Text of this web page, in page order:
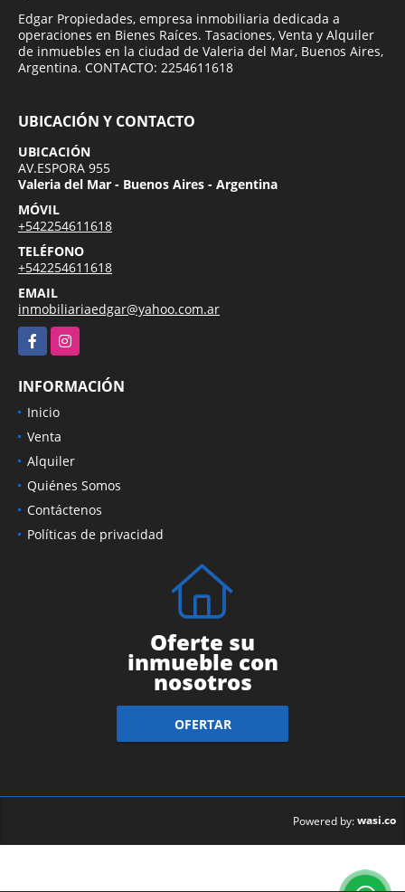
Edgar Propiedades, empresa inmobiliaria dedicada a
operaciones en Bienes Raíces. Tasaciones, Venta y Alquiler
de inmuebles en la ciudad de Valeria del Mar, Buenos Aires,
Argentina. CONTACTO: 2254611618
UBICACIÓN Y CONTACTO
UBICACIÓN
AV.ESPORA 955
Valeria del Mar - Buenos Aires - Argentina
MÓVIL
+542254611618
TELÉFONO
+542254611618
EMAIL
inmobiliariaedgar@yahoo.com.ar
FacebookInstagram
INFORMACIÓN
Inicio
Venta
Alquiler
Quiénes Somos
Contáctenos
Políticas de privacidad
Oferte su
inmueble con
nosotros
OFERTAR
Powered by:wasi.co